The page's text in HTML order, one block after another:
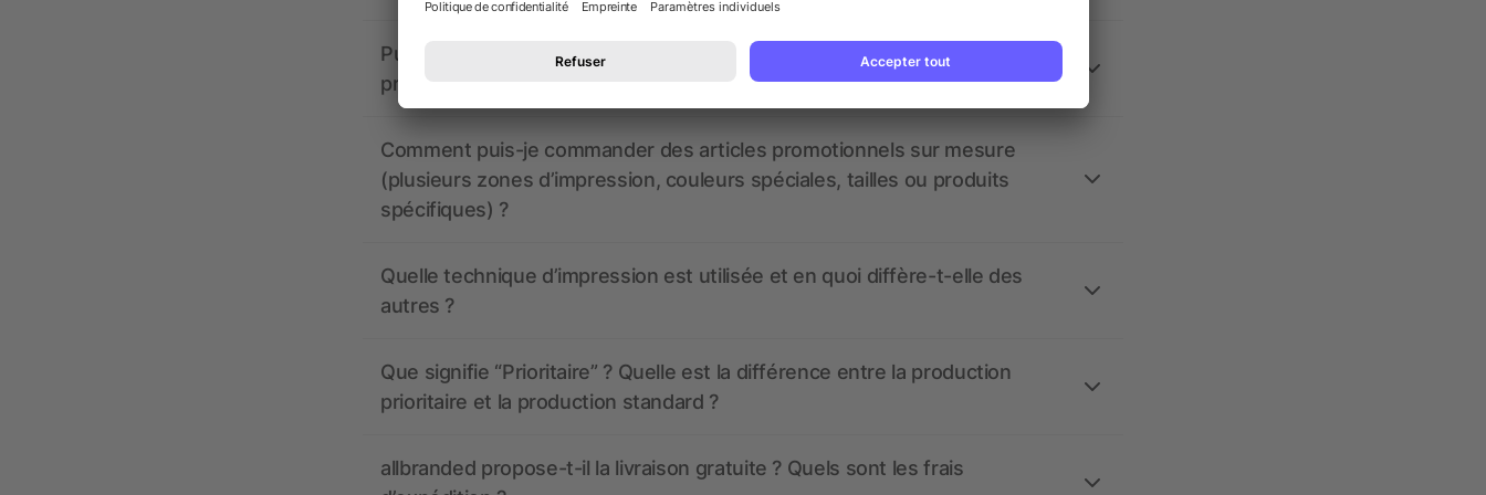
Puis-je voir à quoi ressembleront mes articles promotionnels avant la
production ?
Comment puis-je commander des articles promotionnels sur mesure
(plusieurs zones d’impression, couleurs spéciales, tailles ou produits
spécifiques) ?
Quelle technique d’impression est utilisée et en quoi diffère-t-elle des
autres ?
Que signifie “Prioritaire” ? Quelle est la différence entre la production
prioritaire et la production standard ?
allbranded propose-t-il la livraison gratuite ? Quels sont les frais